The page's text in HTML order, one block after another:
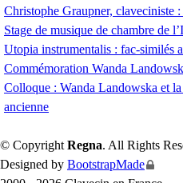
Christophe Graupner, claveciniste
Stage de musique de chambre de
Utopia instrumentalis : fac-similés
Commémoration Wanda
Colloque : Wanda Landowska et
ancienne
© Copyright Regna. All Rights
Designed by BootstrapMade